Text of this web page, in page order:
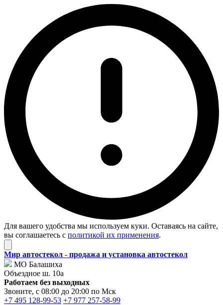
Для вашего удобства мы используем куки. Оставаясь на сайте,
вы соглашаетесь с политикой их применения.
Мир автостекол - продажа и установка автостекол
МО Балашиха
Объездное ш. 10а
Работаем без выходных
Звоните, с 08:00 до 20:00 по Мск
+7 495 128-99-53 +7 977 257-58-99